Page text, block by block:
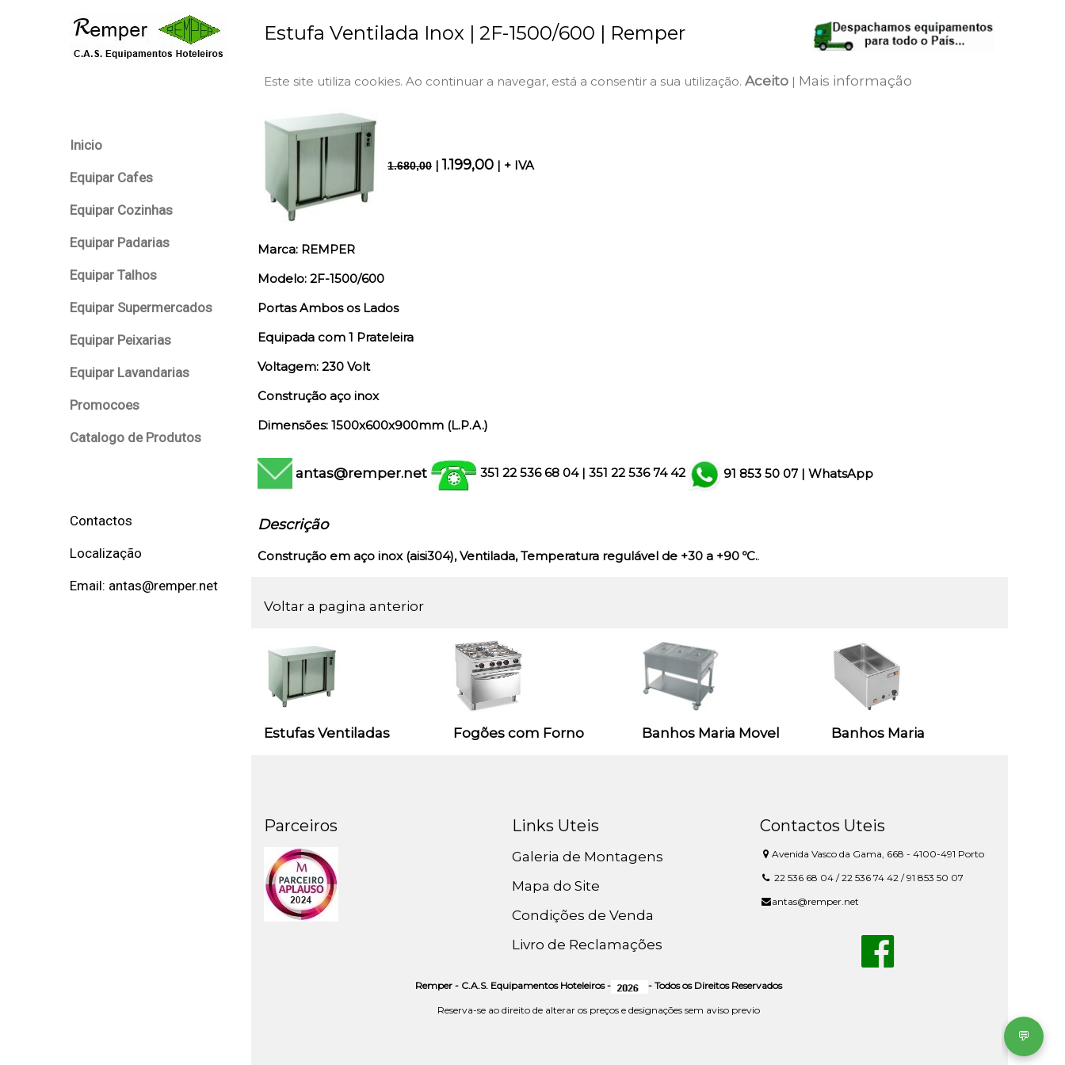
Inicio
Equipar Cafes
Equipar Cozinhas
Equipar Padarias
Equipar Talhos
Equipar Supermercados
Equipar Peixarias
Equipar Lavandarias
Promocoes
Catalogo de Produtos
Contactos
Localização
Email: antas@remper.net
Estufa Ventilada Inox | 2F-1500/600 | Remper
Este site utiliza cookies. Ao continuar a navegar, está a consentir a sua utilização. Aceito | Mais informação
1.680,00 |1.199,00 | + IVA
Marca: REMPER
Modelo: 2F-1500/600
Portas Ambos os Lados
Equipada com 1 Prateleira
Voltagem: 230 Volt
Construção aço inox
Dimensões: 1500x600x900mm (L.P.A.)
antas@remper.net 351 22 536 68 04 | 351 22 536 74 42 91 853 50 07 | WhatsApp
Descrição
Construção em aço inox (aisi304), Ventilada, Temperatura regulável de +30 a +90 ºC..
Voltar a pagina anterior
Estufas Ventiladas Fogões com Forno Banhos Maria Movel Banhos Maria
Parceiros Links Uteis
Galeria de Montagens
Mapa do Site
Condições de Venda
Livro de Reclamações
Contactos Uteis
Avenida Vasco da Gama, 668 - 4100-491 Porto
22 536 68 04 / 22 536 74 42 / 91 853 50 07
antas@remper.net
Remper - C.A.S. Equipamentos Hoteleiros - - Todos os Direitos Reservados
Reserva-se ao direito de alterar os preços e designações sem aviso previo